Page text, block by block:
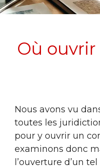
Où
Nous avons vu
toutes les
pour y ouvrir un
examinons donc
l’ouverture d’un